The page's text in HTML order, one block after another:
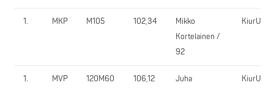
1. MKP M105 102,34
Mikko
Kortelainen /
92
KiurU
1. MVP 120M60 106,12
Juha
KiurU